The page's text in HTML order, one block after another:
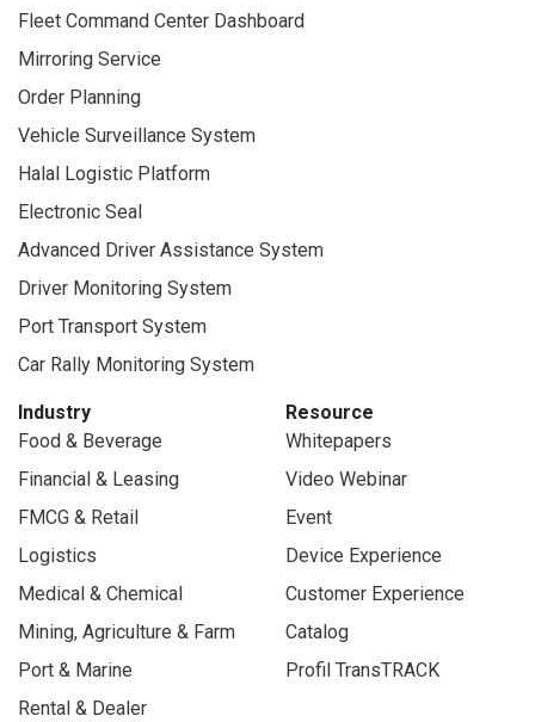
Fleet Command Center Dashboard
Mirroring Service
Order Planning
Vehicle Surveillance System
Halal Logistic Platform
Electronic Seal
Advanced Driver Assistance System
Driver Monitoring System
Port Transport System
Car Rally Monitoring System
Industry
Food & Beverage
Financial & Leasing
FMCG & Retail
Logistics
Medical & Chemical
Mining, Agriculture & Farm
Port & Marine
Rental & Dealer
Resource
Whitepapers
Video Webinar
Event
Device Experience
Customer Experience
Catalog
Profil TransTRACK